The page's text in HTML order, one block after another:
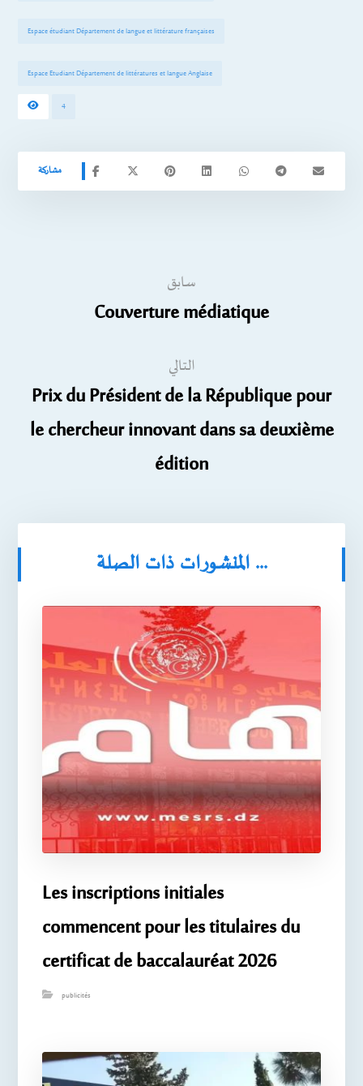
Espace étudiant Département de langue et littérature françaises
Espace Etudiant Département de littératures et langue Anglaise
4
سابق
Couverture médiatique
التالي
Prix du Président de la République pour
le chercheur innovant dans sa deuxième
édition
المنشورات ذات الصلة ...
Les inscriptions initiales
commencent pour les titulaires du
certificat de baccalauréat 2026
publicités